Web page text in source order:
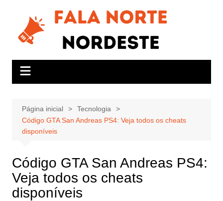
conteúdo
Página inicial
Tecnologia
Código GTA San Andreas PS4: Veja todos os cheats
disponíveis
Código GTA San Andreas PS4:
Veja todos os cheats
disponíveis